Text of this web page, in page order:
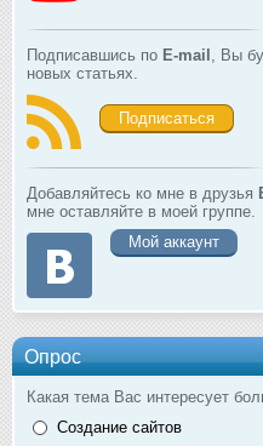
Подписавшись по E-mail , Вы
новых статьях.
Подписаться
Добавляйтесь ко мне в друзья
мне оставляйте в моей группе.
Мой аккаунт
Опрос
Какая тема Вас интересует
Создание сайтов